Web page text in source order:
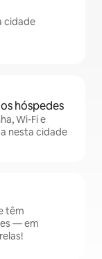
cidade
hóspedes
Wi-Fi e
nesta cidade
têm
— em